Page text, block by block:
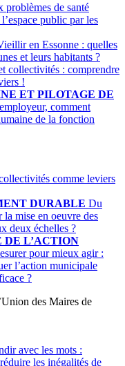
problèmes de santé
public par les
en Essonne : quelles
et leurs habitants ?
collectivités : comprendre
!
ET PILOTAGE DE
comment
de la fonction
comme leviers
DURABLE Du
mise en oeuvre des
deux échelles ?
DE L’ACTION
pour mieux agir :
l’action municipale
?
des Maires de
avec les mots :
les inégalités de